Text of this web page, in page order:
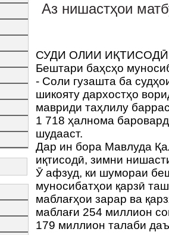
Аз нишастҳои
СУДИ ОЛИИ
Бештари баҳсҳо
- Соли гузашта ба
шикояту дархостҳо
мавриди таҳлилу
1 718 ҳалнома
шудааст.
Дар ин бора Мавлуда
иқтисодӣ, зимни
Ӯ афзуд, ки шумораи
муносибатҳои қарзӣ
маблағҳои зарар ва
маблағи 254 миллион
179 миллион талаби